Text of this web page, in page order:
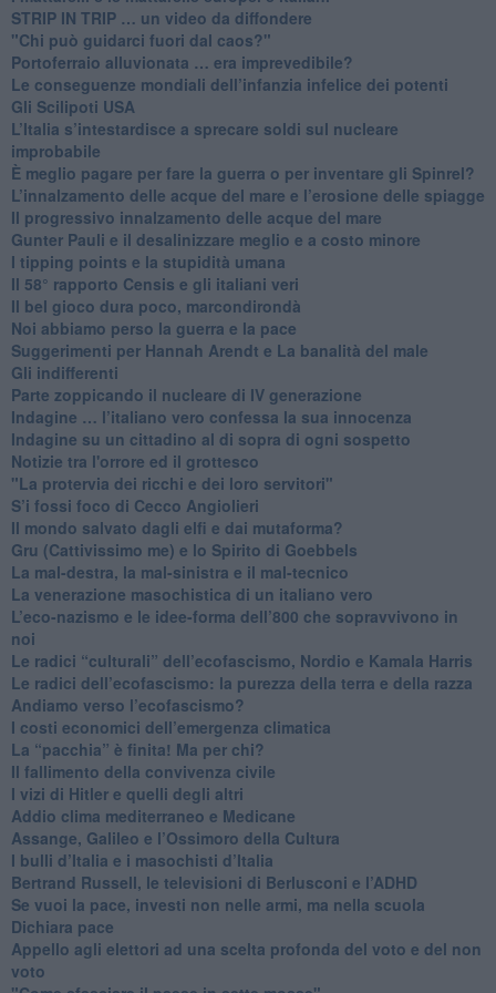
​STRIP IN TRIP … un video da diffondere
"Chi può guidarci fuori dal caos?"
​Portoferraio alluvionata … era imprevedibile?
Le conseguenze mondiali dell’infanzia infelice dei potenti
​Gli Scilipoti USA
L’Italia s’intestardisce a sprecare soldi sul nucleare
improbabile
È meglio pagare per fare la guerra o per inventare gli Spinrel?
​L’innalzamento delle acque del mare e l’erosione delle spiagge
​Il progressivo innalzamento delle acque del mare
​Gunter Pauli e il desalinizzare meglio e a costo minore
I tipping points e la stupidità umana
​Il 58° rapporto Censis e gli italiani veri
​Il bel gioco dura poco, marcondirondà
Noi abbiamo perso la guerra e la pace
Suggerimenti per Hannah Arendt e La banalità del male
​Gli indifferenti
Parte zoppicando il nucleare di IV generazione
​Indagine … l’italiano vero confessa la sua innocenza
Indagine su un cittadino al di sopra di ogni sospetto
Notizie tra l'orrore ed il grottesco
"La protervia dei ricchi e dei loro servitori"
S’i fossi foco di Cecco Angiolieri
​Il mondo salvato dagli elfi e dai mutaforma?
Gru (Cattivissimo me) e lo Spirito di Goebbels
​La mal-destra, la mal-sinistra e il mal-tecnico
​La venerazione masochistica di un italiano vero
​L’eco-nazismo e le idee-forma dell’800 che sopravvivono in
noi
​Le radici “culturali” dell’ecofascismo, Nordio e Kamala Harris
Le radici dell’ecofascismo: la purezza della terra e della razza
Andiamo verso l’ecofascismo?
I costi economici dell’emergenza climatica
​La “pacchia” è finita! Ma per chi?
​Il fallimento della convivenza civile
​I vizi di Hitler e quelli degli altri
Addio clima mediterraneo e Medicane
​Assange, Galileo e l’Ossimoro della Cultura
​I bulli d’Italia e i masochisti d’Italia
​Bertrand Russell, le televisioni di Berlusconi e l’ADHD
​Se vuoi la pace, investi non nelle armi, ma nella scuola
​Dichiara pace
​Appello agli elettori ad una scelta profonda del voto e del non
voto